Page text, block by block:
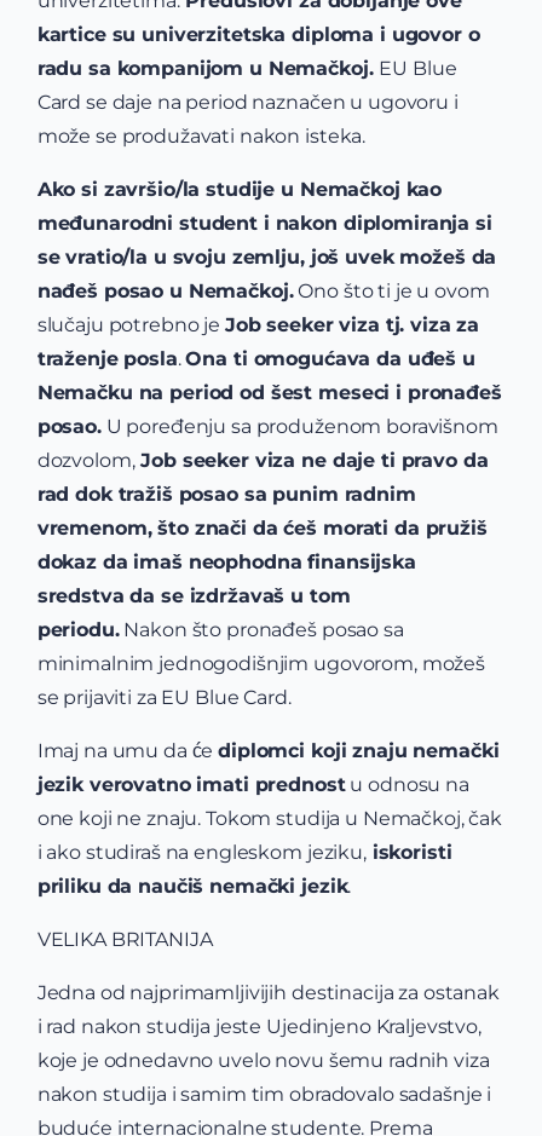
kartice su univerzitetska diploma i ugovor o
radu sa kompanijom u Nemačkoj. EU Blue
Card se daje na period naznačen u ugovoru i
može se produžavati nakon isteka.
Ako si završio/la studije u Nemačkoj kao
međunarodni student i nakon diplomiranja si
se vratio/la u svoju zemlju, još uvek možeš da
nađeš posao u Nemačkoj.Ono što ti je u ovom
slučaju potrebno je Job seeker viza tj. viza za
traženje posla.Ona ti omogućava da uđeš u
Nemačku na period od šest meseci i pronađeš
posao.U poređenju sa produženom boravišnom
dozvolom,Job seeker viza ne daje ti pravo da
rad dok tražiš posao sa punim radnim
vremenom, što znači da ćeš morati da pružiš
dokaz da imaš neophodna finansijska
sredstva da se izdržavaš u tom
periodu.Nakon što pronađeš posao sa
minimalnim jednogodišnjim ugovorom, možeš
se prijaviti za EU Blue Card.
Imaj na umu da ćediplomci koji znaju nemački
jezik verovatno imati prednostu odnosu na
one koji ne znaju. Tokom studija u Nemačkoj, čak
i ako studiraš na engleskom jeziku,iskoristi
priliku da naučiš nemački jezik.
VELIKA BRITANIJA
Jedna od najprimamljivijih destinacija za ostanak
i rad nakon studija jeste Ujedinjeno Kraljevstvo,
koje je odnedavno uvelo novu šemu radnih viza
nakon studija i samim tim obradovalo sadašnje i
buduće internacionalne studente. Prema